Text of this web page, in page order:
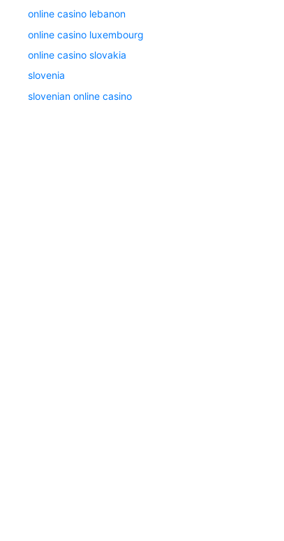
online casino lebanon
online casino luxembourg
online casino slovakia
slovenia
slovenian online casino